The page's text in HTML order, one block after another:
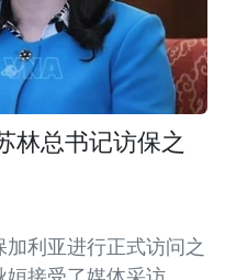
林总书记访保之
利亚进行正式访问之